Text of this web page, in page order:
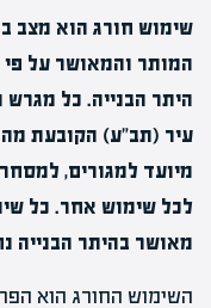
שימוש חורג הוא מצב
המותר והמאושר על פי
היתר הבנייה. כל מגרש
עיר (תב"ע) הקובעת
מיועד למגורים,
לכל שימוש אחר. כל
מאושר בהיתר הבנייה
השימוש החורג הוא